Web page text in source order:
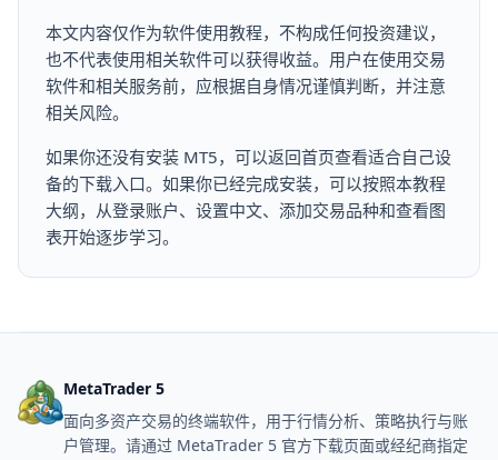
本文内容仅作为软件使用教程，不构成任何投资建议，
也不代表使用相关软件可以获得收益。用户在使用交易
软件和相关服务前，应根据自身情况谨慎判断，并注意
相关风险。
如果你还没有安装 MT5，可以返回首页查看适合自己设
备的下载入口。如果你已经完成安装，可以按照本教程
大纲，从登录账户、设置中文、添加交易品种和查看图
表开始逐步学习。
MetaTrader 5
面向多资产交易的终端软件，用于行情分析、策略执行与账
户管理。请通过 MetaTrader 5 官方下载页面或经纪商指定